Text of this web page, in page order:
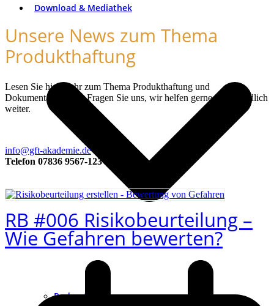
Download & Mediathek
Podcast
Unsere News zum Thema
Produkthaftung
Lesen Sie hier mehr zum Thema Produkthaftung und
Dokumentation oder Fragen Sie uns, wir helfen gerne unverbindlich
weiter.
info@gft-akademie.de
Telefon 07836 9567-123
RB #006 Risikobeurteilung –
Wie Gefahren bewerten?